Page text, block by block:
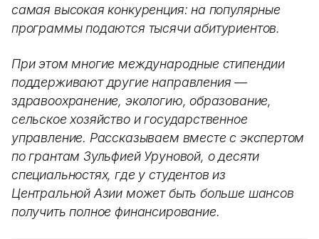
самая высокая конкуренция: на популярные
программы подаются тысячи абитуриентов.
При этом многие международные стипендии
поддерживают другие направления —
здравоохранение, экологию, образование,
сельское хозяйство и государственное
управление. Рассказываем вместе с экспертом
по грантам Зульфией Уруновой, о десяти
специальностях, где у студентов из
Центральной Азии может быть больше шансов
получить полное финансирование.